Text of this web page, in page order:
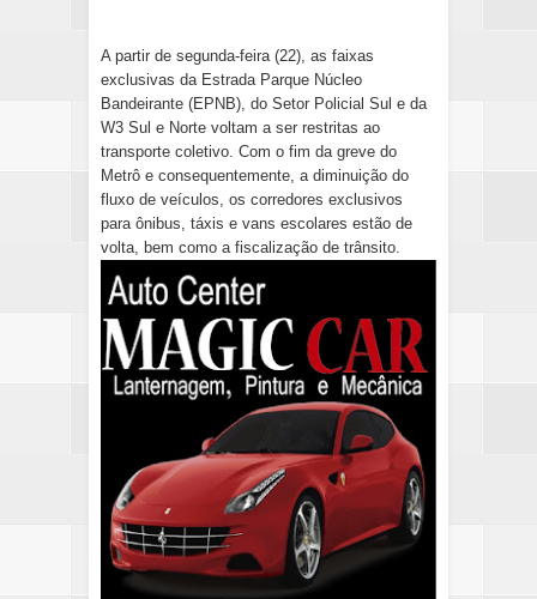
A partir de segunda-feira (22), as faixas
exclusivas da Estrada Parque Núcleo
Bandeirante (EPNB), do Setor Policial Sul e da
W3 Sul e Norte voltam a ser restritas ao
transporte coletivo. Com o fim da greve do
Metrô e consequentemente, a diminuição do
fluxo de veículos, os corredores exclusivos
para ônibus, táxis e vans escolares estão de
volta, bem como a fiscalização de trânsito.